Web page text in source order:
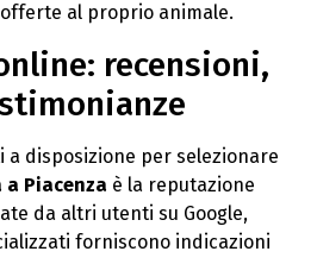
al proprio animale.
recensioni,
disposizione per selezionare
Piacenza è la reputazione
da altri utenti su Google,
forniscono indicazioni